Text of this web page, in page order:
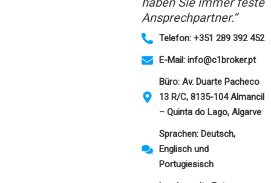
Ansprechpartner.“
Telefon: +351 289 392 452
E-Mail: info@c1broker.pt
Büro: Av. Duarte Pacheco
13 R/C, 8135-104 Almancil
– Quinta do Lago, Algarve
Sprachen: Deutsch,
Englisch und
Portugiesisch